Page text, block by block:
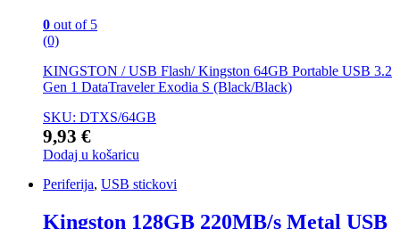
0 out of 5
(0)
KINGSTON / USB Flash/ Kingston 64GB Portable USB 3.2
Gen 1 DataTraveler Exodia S (Black/Black)
SKU: DTXS/64GB
9,93 €
Dodaj u košaricu
Periferija, USB stickovi
Kingston 128GB 220MB/s Metal USB